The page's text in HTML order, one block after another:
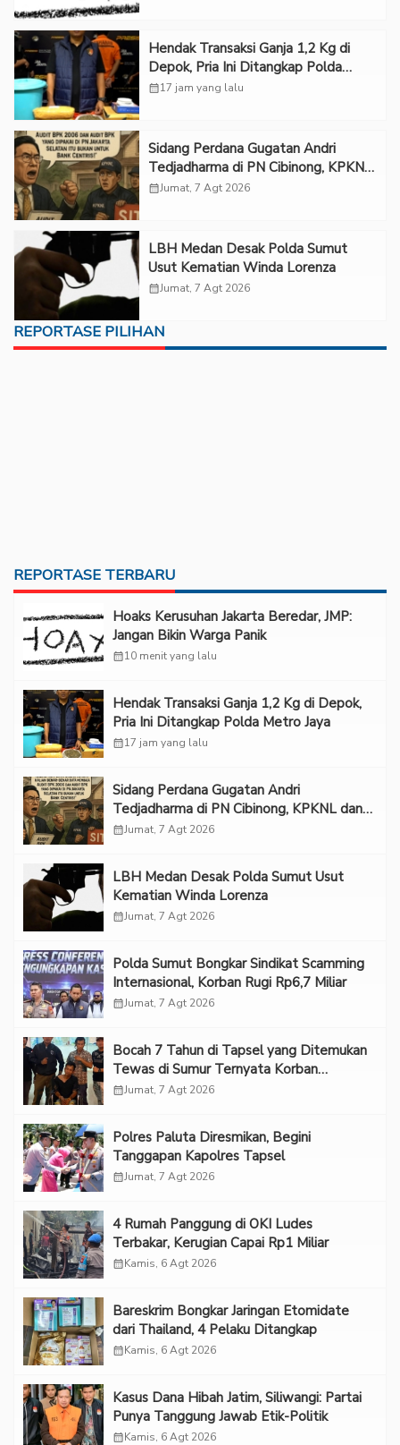
Hendak Transaksi Ganja 1,2 Kg di
Depok, Pria Ini Ditangkap Polda
Metro Jaya
calendar_month17 jam yang lalu
Sidang Perdana Gugatan Andri
Tedjadharma di PN Cibinong, KPKNL
dan PUPN Mangkir
calendar_monthJumat, 7 Agt 2026
LBH Medan Desak Polda Sumut
Usut Kematian Winda Lorenza
calendar_monthJumat, 7 Agt 2026
REPORTASE PILIHAN
REPORTASE TERBARU
Hoaks Kerusuhan Jakarta Beredar, JMP:
Jangan Bikin Warga Panik
calendar_month10 menit yang lalu
Hendak Transaksi Ganja 1,2 Kg di Depok,
Pria Ini Ditangkap Polda Metro Jaya
calendar_month17 jam yang lalu
Sidang Perdana Gugatan Andri
Tedjadharma di PN Cibinong, KPKNL dan
PUPN Mangkir
calendar_monthJumat, 7 Agt 2026
LBH Medan Desak Polda Sumut Usut
Kematian Winda Lorenza
calendar_monthJumat, 7 Agt 2026
Polda Sumut Bongkar Sindikat Scamming
Internasional, Korban Rugi Rp6,7 Miliar
calendar_monthJumat, 7 Agt 2026
Bocah 7 Tahun di Tapsel yang Ditemukan
Tewas di Sumur Ternyata Korban
Kekerasan Seksual
calendar_monthJumat, 7 Agt 2026
Polres Paluta Diresmikan, Begini
Tanggapan Kapolres Tapsel
calendar_monthJumat, 7 Agt 2026
‎4 Rumah Panggung di OKI Ludes
Terbakar, Kerugian Capai Rp1 Miliar
calendar_monthKamis, 6 Agt 2026
Bareskrim Bongkar Jaringan Etomidate
dari Thailand, 4 Pelaku Ditangkap
calendar_monthKamis, 6 Agt 2026
Kasus Dana Hibah Jatim, Siliwangi: Partai
Punya Tanggung Jawab Etik-Politik
calendar_monthKamis, 6 Agt 2026